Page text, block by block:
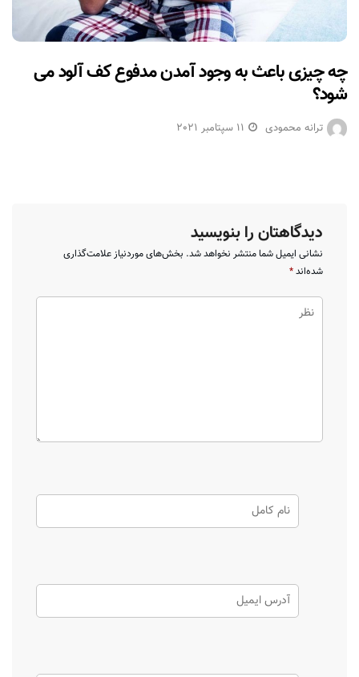
چه چیزی باعث به وجود آمدن مدفوع کف آلود می
شود؟
ترانه محمودی 11 سپتامبر 2021
دیدگاهتان را بنویسید
نشانی ایمیل شما منتشر نخواهد شد. بخش‌های موردنیاز علامت‌گذاری
شده‌اند*